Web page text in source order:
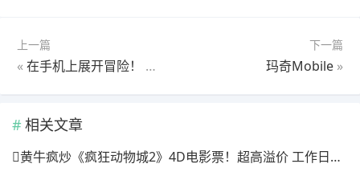
上一篇
«在手机上展开冒险！ 《玛奇Mobile》确定3月27日正式推出！
下一篇
玛奇Mobile »
相关文章
黄牛疯炒《疯狂动物城2》4D电影票！超高溢价 工作日也满场